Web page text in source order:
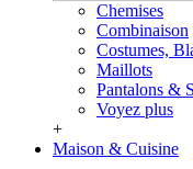
Chemises
Combinaison
Costumes,
Maillots
Pantalons &
Voyez plus
+
Maison & Cuisine